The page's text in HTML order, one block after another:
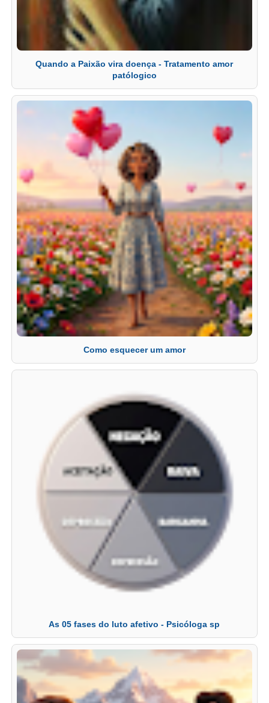
Quando a Paixão vira doença - Tratamento amor
patólogico
Como esquecer um amor
As 05 fases do luto afetivo - Psicóloga sp